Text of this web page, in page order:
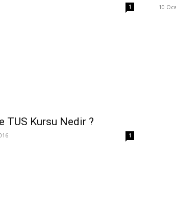
1 10
TUS Kursu Nedir ?
1